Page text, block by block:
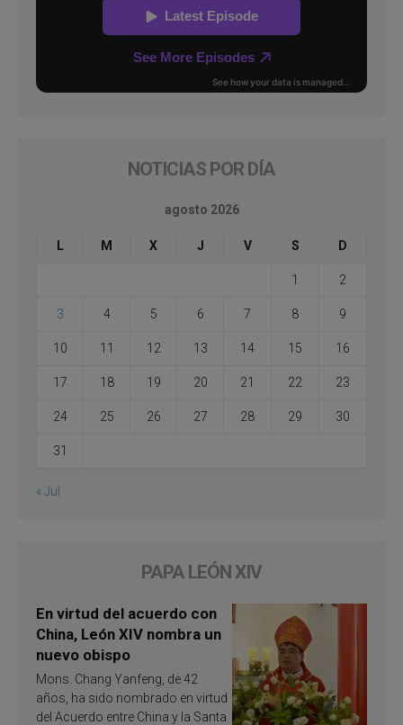
NOTICIAS POR DÍA
agosto 2026
L M X J V S D
1 2
3 4 5 6 7 8 9
10 11 12 13 14 15 16
17 18 19 20 21 22 23
24 25 26 27 28 29 30
31
« Jul
PAPA LEÓN XIV
En virtud del acuerdo con
China, León XIV nombra un
nuevo obispo
Mons. Chang Yanfeng, de 42
años, ha sido nombrado en virtud
del Acuerdo entre China y la Santa